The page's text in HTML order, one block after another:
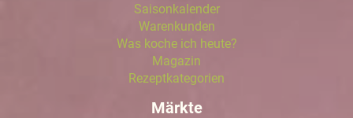
Saisonkalender
Warenkunden
Was koche ich heute?
Magazin
Rezeptkategorien
Märkte